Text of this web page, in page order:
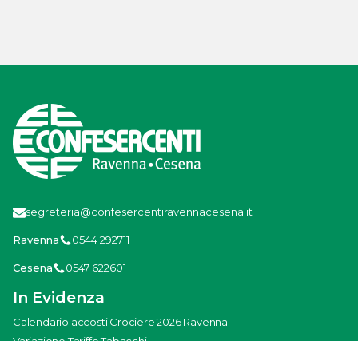
segreteria@confesercentiravennacesena.it
Ravenna 0544 292711
Cesena 0547 622601
In Evidenza
Calendario accosti Crociere 2026 Ravenna